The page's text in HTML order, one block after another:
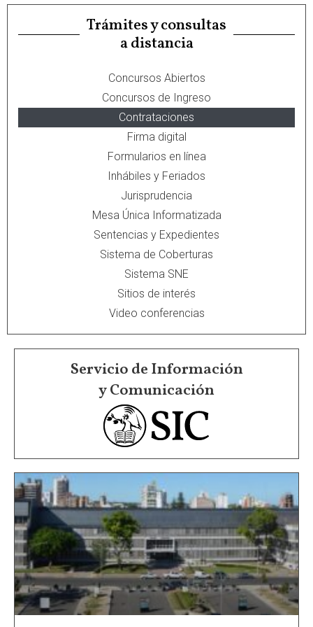
Trámites y consultas
a distancia
Concursos Abiertos
Concursos de Ingreso
Contrataciones
Firma digital
Formularios en línea
Inhábiles y Feriados
Jurisprudencia
Mesa Única Informatizada
Sentencias y Expedientes
Sistema de Coberturas
Sistema SNE
Sitios de interés
Video conferencias
Servicio de Información
y Comunicación